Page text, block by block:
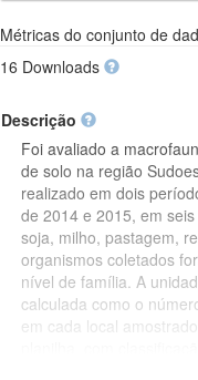
Métricas do conjunto de
16 Downloads
Descrição
Foi avaliado a
de solo na região
realizado em dois
de 2014 e 2015, em
soja, milho, pastagem,
organismos coletados
nível de família. A
calculada como o
em cada local